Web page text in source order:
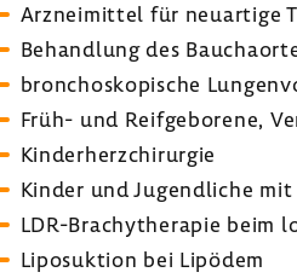
Arznei­mittel für neuar­tige
Behand­lung des
bron­cho­sko­pi­sche
Früh- und Reif­ge­bo­rene,
Kinder­herz­chir­urgie
Kinder und Jugend­liche
LDR-​Brachytherapie beim
Lipo­suk­tion bei Lipödem